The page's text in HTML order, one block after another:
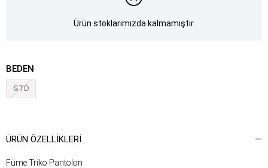
Ürün stoklarımızda kalmamıştır.
BEDEN
STD
ÜRÜN ÖZELLIKLERI
Füme Triko Pantolon